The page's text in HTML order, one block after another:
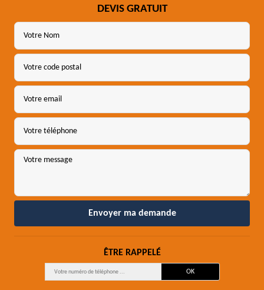
DEVIS GRATUIT
ÊTRE RAPPELÉ